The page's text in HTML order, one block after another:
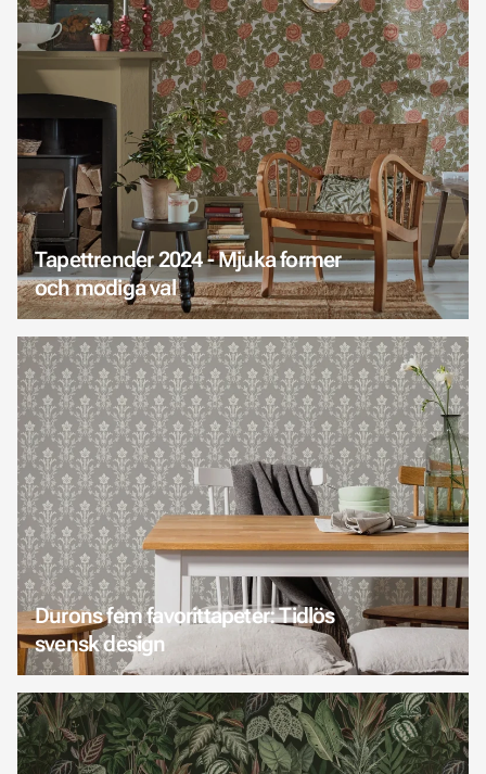
Tapettrender 2024 - Mjuka former
och modiga val
Durons fem favorittapeter: Tidlös
svensk design